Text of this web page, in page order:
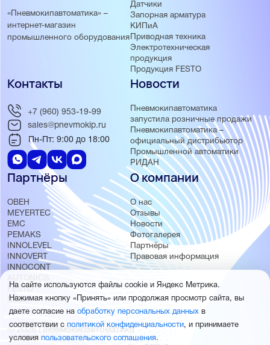
«Пневмокипавтоматика» –
интернет-магазин
промышленного оборудования
Датчики
Запорная арматура
КИПиА
Приводная техника
Электротехническая
продукция
Продукция FESTO
Новости
Пневмокипавтоматика
запустила розничные продажи
Пневмокипавтоматика –
официальный дистрибьютор
Промышленной автоматики
РИДАН
Партнёры
ОВЕН
MEYERTEC
EMC
PEMAKS
INNOLEVEL
INNOVERT
INNOCONT
AUTONICS
FESTO
SMC
О компании
О нас
Отзывы
Новости
Фотогалерея
Партнёры
Правовая информация
Контакты
+7 (960) 953-19-99
sales@pnevmokip.ru
Пн-Пт: 9:00 до 18:00
© 2026 Пневмокипавтоматика
На сайте используются файлы cookie и Яндекс Метрика.
Нажимая кнопку «Принять» или продолжая просмотр сайта, вы
даете согласие на обработку персональных данных в
соответствии с политикой конфиденциальности, и принимаете
условия пользовательского соглашения.